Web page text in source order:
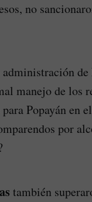
no
manejo de los
Popayán en
por
también